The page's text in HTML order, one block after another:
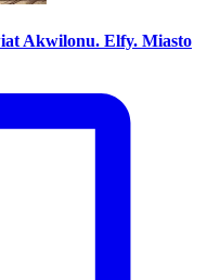
Akwilonu. Elfy. Miasto